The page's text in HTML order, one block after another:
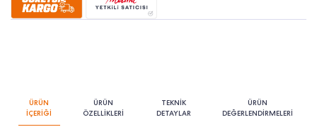
ÜRÜN
İÇERİĞİ
ÜRÜN
ÖZELLİKLERİ
TEKNİK
DETAYLAR
ÜRÜN
DEĞERLENDİRMELERİ